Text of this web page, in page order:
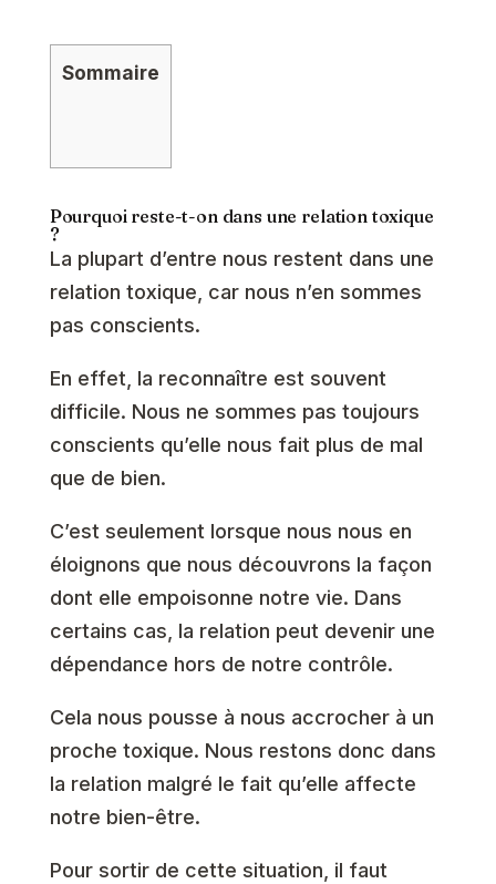
Sommaire
Pourquoi reste-t-on dans une relation toxique
?
La plupart d’entre nous restent dans une
relation toxique, car nous n’en sommes
pas conscients.
En effet, la reconnaître est souvent
difficile. Nous ne sommes pas toujours
conscients qu’elle nous fait plus de mal
que de bien.
C’est seulement lorsque nous nous en
éloignons que nous découvrons la façon
dont elle empoisonne notre vie. Dans
certains cas, la relation peut devenir une
dépendance hors de notre contrôle.
Cela nous pousse à nous accrocher à un
proche toxique. Nous restons donc dans
la relation malgré le fait qu’elle affecte
notre bien-être.
Pour sortir de cette situation, il faut